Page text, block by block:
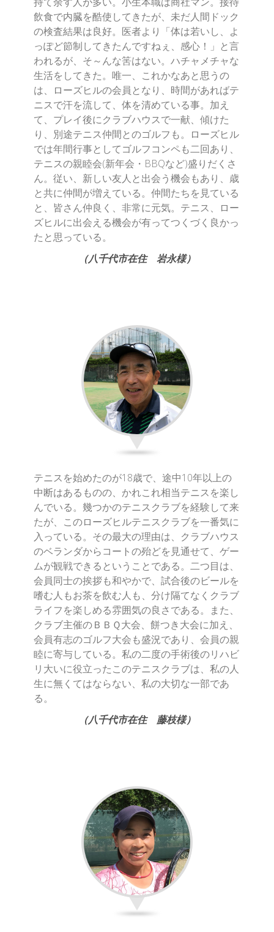
飲食で内臓を酷使してきたが、未だ人間ドック
の検査結果は良好。医者より「体は若いし、よ
っぽど節制してきたんですねぇ、感心！」と言
われるが、そ～んな筈はない。ハチャメチャな
生活をしてきた。唯一、これかなあと思うの
は、ローズヒルの会員となり、時間があればテ
ニスで汗を流して、体を清めている事。加え
て、プレイ後にクラブハウスで一献、傾けた
り、別途テニス仲間とのゴルフも。ローズヒル
では年間行事としてゴルフコンペも二回あり、
テニスの親睦会(新年会・BBQなど)盛りだくさ
ん。従い、新しい友人と出会う機会もあり、歳
と共に仲間が増えている。仲間たちを見ている
と、皆さん仲良く、非常に元気。テニス、ロー
ズヒルに出会える機会が有ってつくづく良かっ
たと思っている。
（八千代市在住 岩永様）
テニスを始めたのが18歳で、途中10年以上の
中断はあるものの、かれこれ相当テニスを楽し
んでいる。幾つかのテニスクラブを経験して来
たが、このローズヒルテニスクラブを一番気に
入っている。その最大の理由は、クラブハウス
のベランダからコートの殆どを見通せて、ゲー
ムが観戦できるということである。二つ目は、
会員同士の挨拶も和やかで、試合後のビールを
嗜む人もお茶を飲む人も、分け隔てなくクラブ
ライフを楽しめる雰囲気の良さである。また、
クラブ主催のＢＢＱ大会、餅つき大会に加え、
会員有志のゴルフ大会も盛況であり、会員の親
睦に寄与している。私の二度の手術後のリハビ
リ大いに役立ったこのテニスクラブは、私の人
生に無くてはならない、私の大切な一部であ
る。
（八千代市在住 藤枝様）